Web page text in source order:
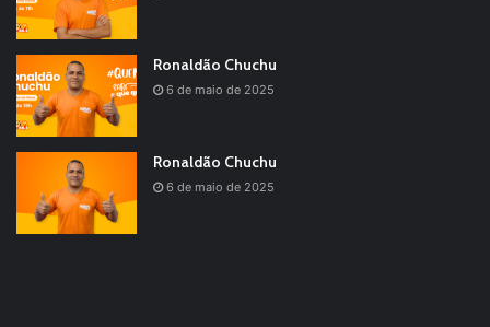
Ronaldão Chuchu
6 de maio de 2025
Ronaldão Chuchu
6 de maio de 2025